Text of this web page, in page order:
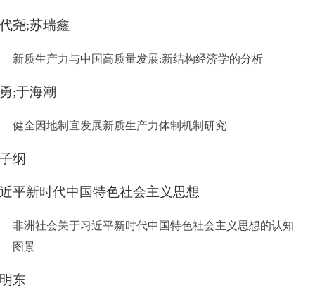
尧;苏瑞鑫
新质生产力与中国高质量发展:新结构经济学的分析
;于海潮
健全因地制宜发展新质生产力体制机制研究
纲
平新时代中国特色社会主义思想
非洲社会关于习近平新时代中国特色社会主义思想的认知
图景
东